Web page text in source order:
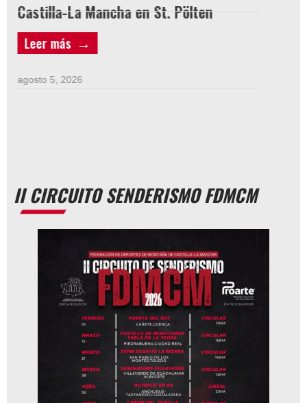
Castilla-La Mancha en St. Pölten
agosto 5, 2026
Leer más
II CIRCUITO SENDERISMO FDMCM